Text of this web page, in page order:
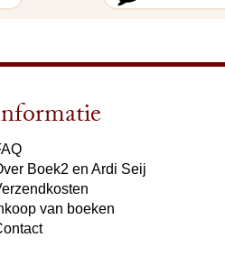
Boek2 en Ardi Seij
van boeken